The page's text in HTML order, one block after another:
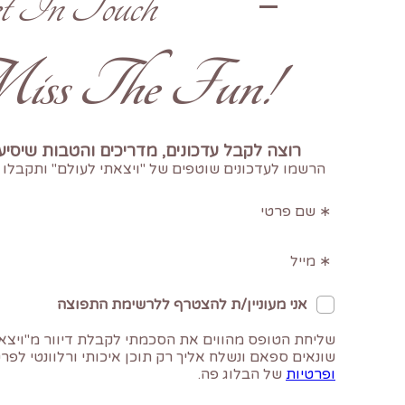
!Don't Miss The Fun